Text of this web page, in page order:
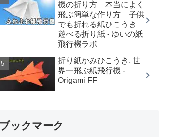
機の折り方 本当によく
飛ぶ簡単な作り方 子供
でも折れる紙ひこうき
遊べる折り紙 - ゆいの紙
飛行機ラボ
折り紙かみひこうき, 世
界一飛ぶ紙飛行機 -
Origami FF
ブックマーク